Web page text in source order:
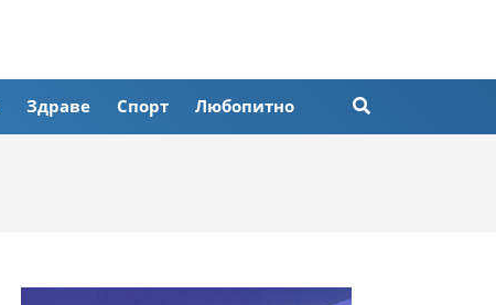
Здраве Спорт Любопитно